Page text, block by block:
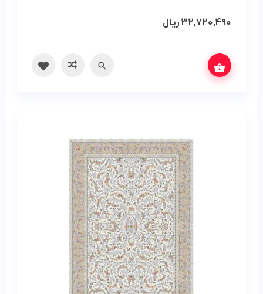
۳۲,۷۲۰,۴۹۰ریال
مقایسه بگیرید